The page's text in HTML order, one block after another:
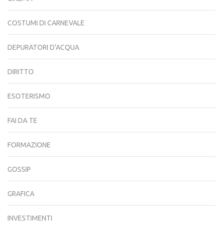
COSTUMI DI CARNEVALE
DEPURATORI D'ACQUA
DIRITTO
ESOTERISMO
FAI DA TE
FORMAZIONE
GOSSIP
GRAFICA
INVESTIMENTI